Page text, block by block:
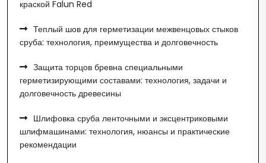
краской Falun Red
Теплый шов для герметизации межвенцовых стыков
сруба: технология, преимущества и долговечность
Защита торцов бревна специальными
герметизирующими составами: технология, задачи и
долговечность древесины
Шлифовка сруба ленточными и эксцентриковыми
шлифмашинами: технология, нюансы и практические
рекомендации